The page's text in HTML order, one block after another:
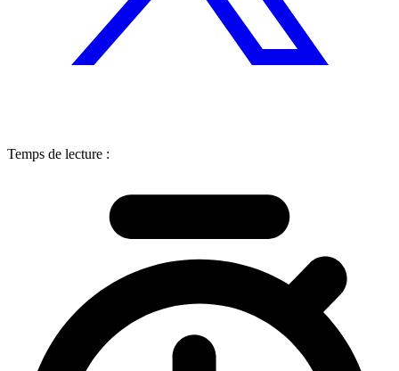
Temps de lecture :